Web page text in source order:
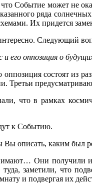
Событие может не
ряда
Их придется
Следующий
и его оппозиция о
оппозиция состоят из
Третьи
что в рамках
к Событию.
Вы описать, каким был
Они получили
заметили, что
и подвергая их